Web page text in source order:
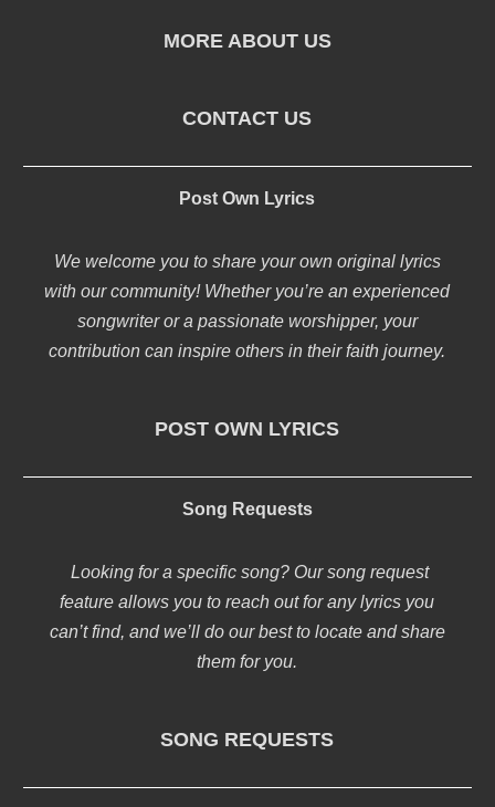
MORE ABOUT US
CONTACT US
Post Own Lyrics
We welcome you to share your own original lyrics
with our community! Whether you’re an experienced
songwriter or a passionate worshipper, your
contribution can inspire others in their faith journey.
POST OWN LYRICS
Song Requests
Looking for a specific song? Our song request
feature allows you to reach out for any lyrics you
can’t find, and we’ll do our best to locate and share
them for you.
SONG REQUESTS